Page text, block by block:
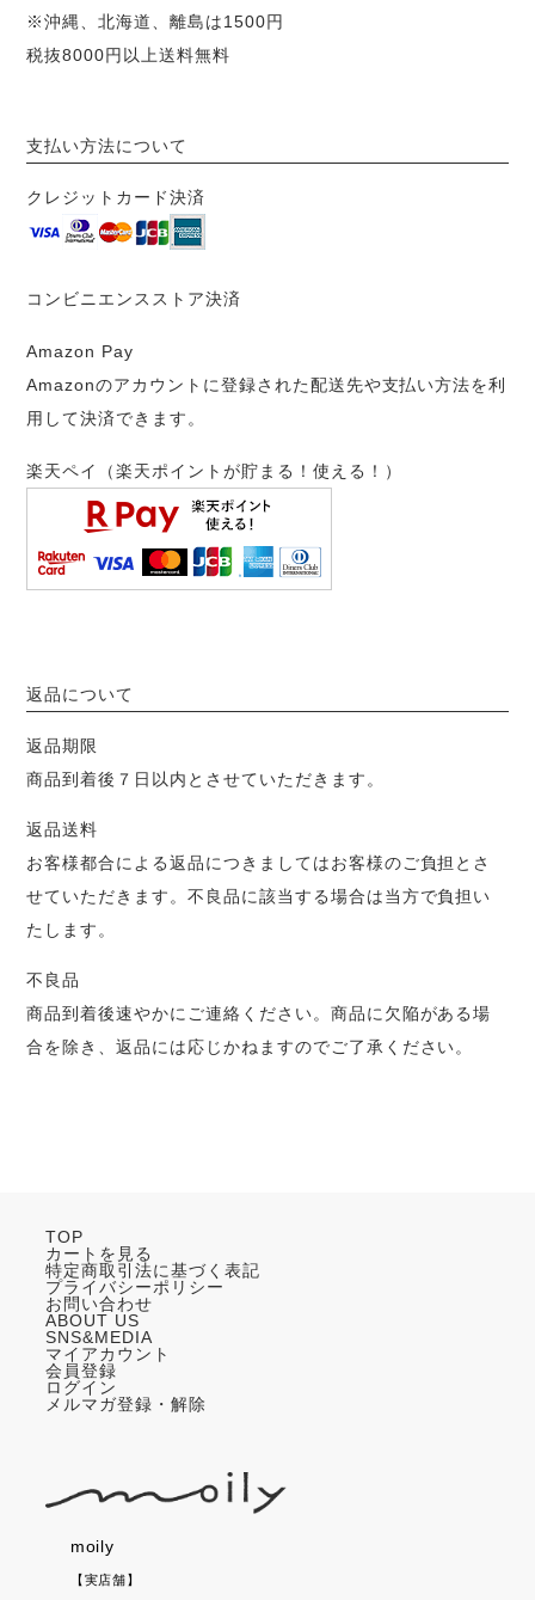
※沖縄、北海道、離島は1500円
税抜8000円以上送料無料
支払い方法について
クレジットカード決済
コンビニエンスストア決済
Amazon Pay
Amazonのアカウントに登録された配送先や支払い方法を利
用して決済できます。
楽天ペイ（楽天ポイントが貯まる！使える！）
返品について
返品期限
商品到着後７日以内とさせていただきます。
返品送料
お客様都合による返品につきましてはお客様のご負担とさ
せていただきます。不良品に該当する場合は当方で負担い
たします。
不良品
商品到着後速やかにご連絡ください。商品に欠陥がある場
合を除き、返品には応じかねますのでご了承ください。
TOP
カートを見る
特定商取引法に基づく表記
プライバシーポリシー
お問い合わせ
ABOUT US
SNS&MEDIA
マイアカウント
会員登録
ログイン
メルマガ登録・解除
moily
【実店舗】